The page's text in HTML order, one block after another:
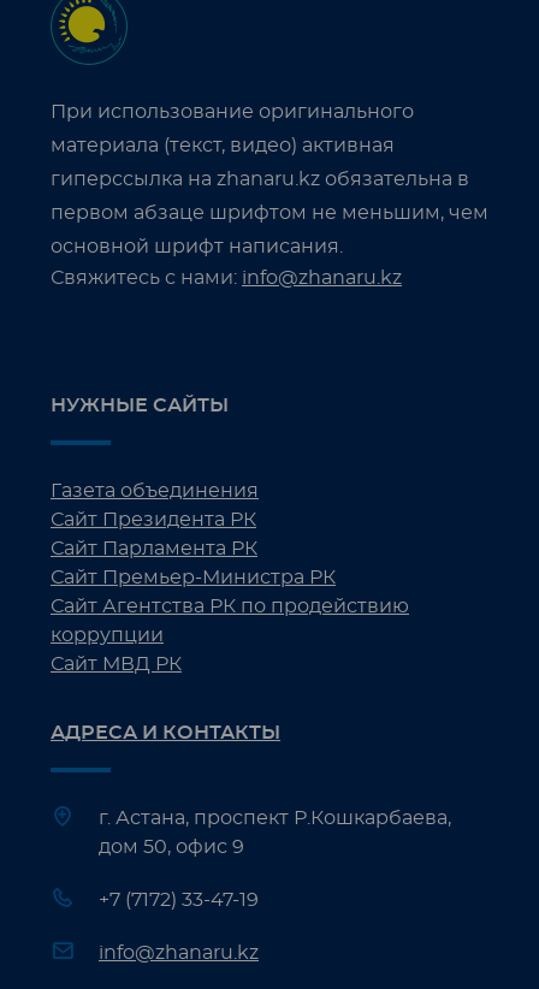
При использование оригинального
материала (текст, видео) активная
гиперссылка на zhanaru.kz обязательна в
первом абзаце шрифтом не меньшим, чем
основной шрифт написания.
Свяжитесь с нами: info@zhanaru.kz
НУЖНЫЕ САЙТЫ
Газета объединения
Сайт Президента РК
Сайт Парламента РК
Сайт Премьер-Министра РК
Сайт Агентства РК по продействию
коррупции
Сайт МВД РК
АДРЕСА И КОНТАКТЫ
г. Астана, проспект Р.Кошкарбаева,
дом 50, офис 9
+7 (7172) 33-47-19
info@zhanaru.kz